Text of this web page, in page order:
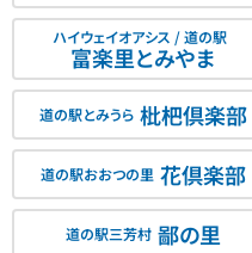
ハイウェイオアシス / 道の駅
富楽里とみやま
道の駅とみうら 枇杷倶楽部
道の駅おおつの里 花倶楽部
道の駅三芳村 鄙の里